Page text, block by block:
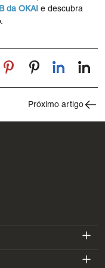
da OKAI e descubra
Próximo artigo